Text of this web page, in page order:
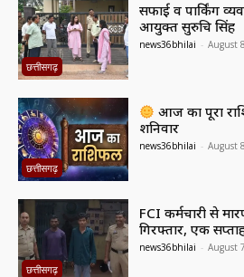
छत्तीसगढ़
सफाई व पार्किंग
आयुक्त सुरुचि सिंह
news36bhilai - August
छत्तीसगढ़
आज का पूरा
शनिवार
news36bhilai - August
छत्तीसगढ़
FCI कर्मचारी से
गिरफ्तार, एक
news36bhilai - August